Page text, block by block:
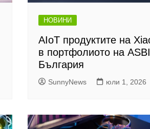
НОВИНИ
AIoT продуктите на
в портфолиото на
България
SunnyNews юли 1, 2026